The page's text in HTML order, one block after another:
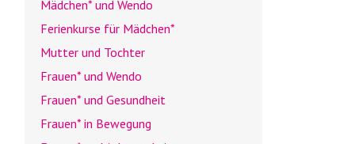
Mädchen* und Wendo
Ferienkurse für Mädchen*
Mutter und Tochter
Frauen* und Wendo
Frauen* und Gesundheit
Frauen* in Bewegung